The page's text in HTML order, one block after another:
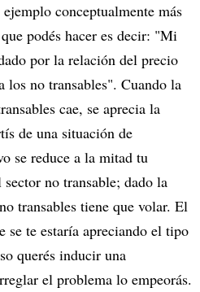
conceptualmente más
podés hacer es decir: "Mi
por la relación del precio
los no transables". Cuando la
cae, se aprecia la
de una situación de
se reduce a la mitad tu
no transable; dado la
transables tiene que volar. El
se te estaría apreciando el tipo
querés inducir una
el problema lo empeorás.